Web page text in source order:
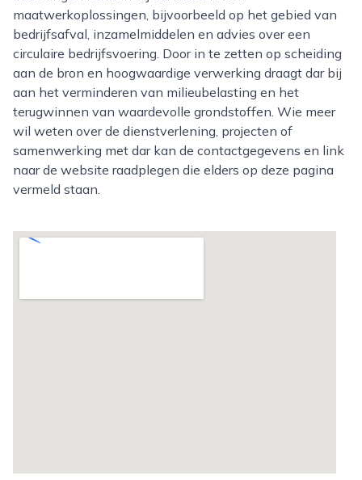
maatwerkoplossingen, bijvoorbeeld op het gebied van
bedrijfsafval, inzamelmiddelen en advies over een
circulaire bedrijfsvoering. Door in te zetten op scheiding
aan de bron en hoogwaardige verwerking draagt dar bij
aan het verminderen van milieubelasting en het
terugwinnen van waardevolle grondstoffen. Wie meer
wil weten over de dienstverlening, projecten of
samenwerking met dar kan de contactgegevens en link
naar de website raadplegen die elders op deze pagina
vermeld staan.